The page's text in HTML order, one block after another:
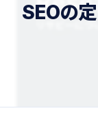
SEOの